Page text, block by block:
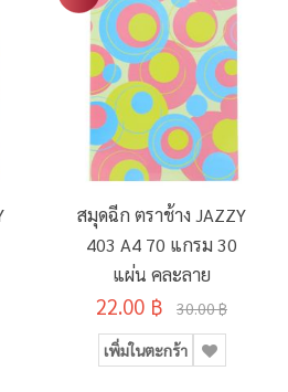
สมุดฉีก ตราช้าง JAZZY
403 A4 70 แกรม 30
แผ่น คละลาย
22.00 ฿ 30.00 ฿
เพิ่มในตะกร้า